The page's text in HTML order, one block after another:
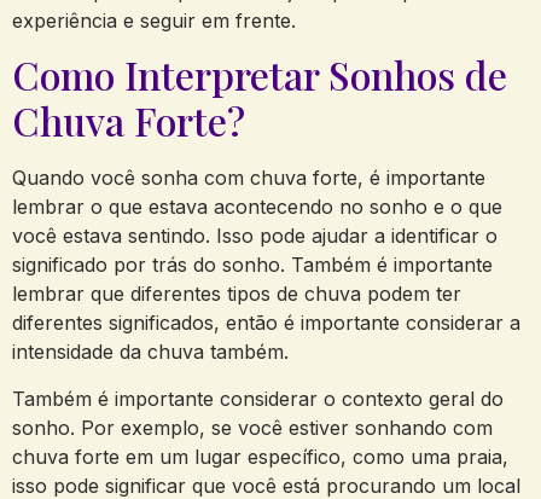
experiência e seguir em frente.
Como Interpretar Sonhos de
Chuva Forte?
Quando você sonha com chuva forte, é importante
lembrar o que estava acontecendo no sonho e o que
você estava sentindo. Isso pode ajudar a identificar o
significado por trás do sonho. Também é importante
lembrar que diferentes tipos de chuva podem ter
diferentes significados, então é importante considerar a
intensidade da chuva também.
Também é importante considerar o contexto geral do
sonho. Por exemplo, se você estiver sonhando com
chuva forte em um lugar específico, como uma praia,
isso pode significar que você está procurando um local